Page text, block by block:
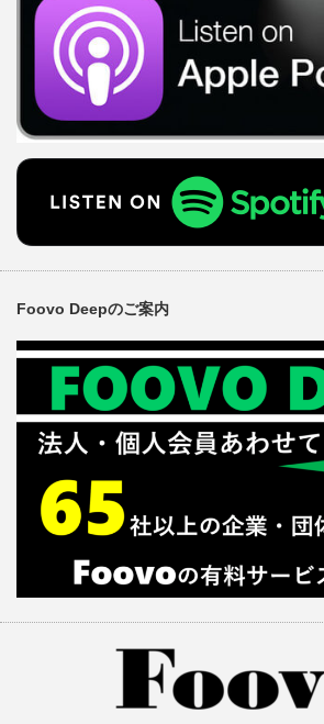
Foovo Deepのご案内